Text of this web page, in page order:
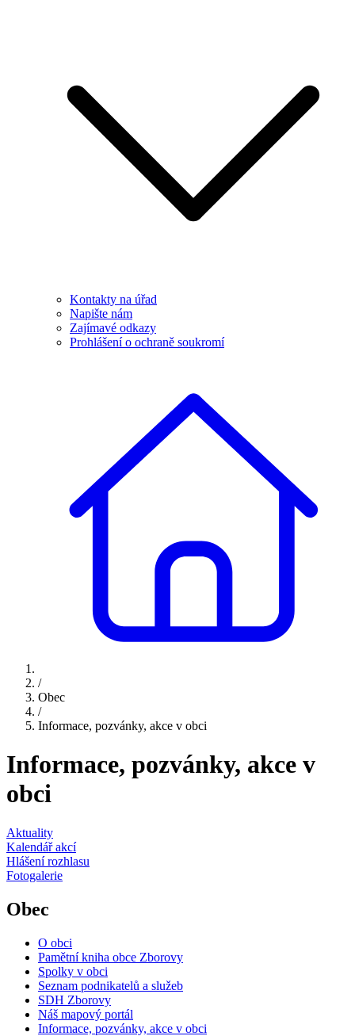
Kontakty na úřad
Napište nám
Zajímavé odkazy
Prohlášení o ochraně soukromí
/
Obec
/
Informace, pozvánky, akce v obci
Informace, pozvánky, akce v
obci
Aktuality
Kalendář akcí
Hlášení rozhlasu
Fotogalerie
Obec
O obci
Pamětní kniha obce Zborovy
Spolky v obci
Seznam podnikatelů a služeb
SDH Zborovy
Náš mapový portál
Informace, pozvánky, akce v obci